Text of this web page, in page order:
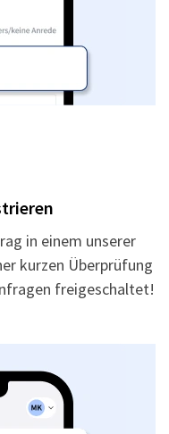
in einem unserer
kurzen Überprüfung
freigeschaltet!